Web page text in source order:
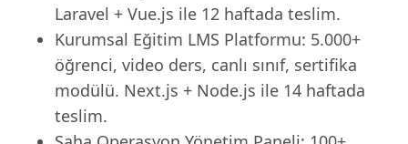
Laravel + Vue.js ile 12 haftada teslim.
Kurumsal Eğitim LMS Platformu: 5.000+
öğrenci, video ders, canlı sınıf, sertifika
modülü. Next.js + Node.js ile 14 haftada
teslim.